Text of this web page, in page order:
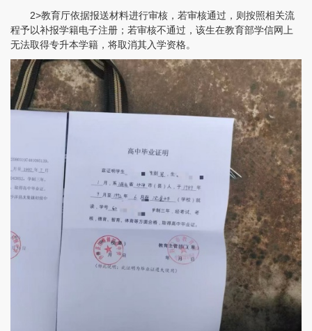
2>教育厅依据报送材料进行审核，若审核通过，则按照相关流
程予以补报学籍电子注册；若审核不通过，该生在教育部学信网上
无法取得专升本学籍，将取消其入学资格。